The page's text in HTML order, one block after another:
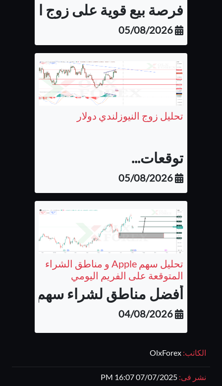
الكاتب: OlxForex
نشر فى: 07/07/2025 16:07 PM
فرصة بيع قوية على زوج اليورو
05/08/2026
تحليل زوج النيوزلندي دولار
توقعات...
05/08/2026
تحليل سهم Apple و مناطق الشراء
المتوقعة على الفريم اليومي
أفضل مناطق لشراء سهم شركة
04/08/2026